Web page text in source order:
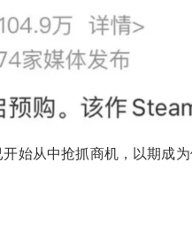
始从中抢抓商机，以期成